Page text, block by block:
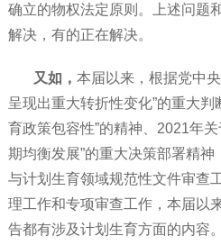
确立的物权法定原则。上述问题
解决，有的正在解决。
又如， 本届以来，根据党中
呈现出重大转折性变化”的重大
育政策包容性”的精神、2021年
期均衡发展”的重大决策部署精
与计划生育领域规范性文件审查
理工作和专项审查工作，本届以
告都有涉及计划生育方面的内容